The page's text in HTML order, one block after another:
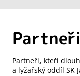
Partneři
Partneři, kteří
a lyžařský oddíl SK